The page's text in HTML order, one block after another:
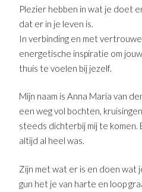
Plezier hebben in wat je doet
dat er in je leven is.
In verbinding en met
energetische inspiratie om
thuis te voelen bij jezelf.
Mijn naam is Anna Maria van
een weg vol bochten,
steeds dichterbij mij te komen.
altijd al heel was.
Zijn met wat er is en doen
gun het je van harte en loop